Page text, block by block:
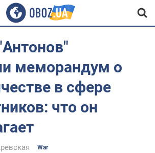
меморандум о
в сфере
что он
War